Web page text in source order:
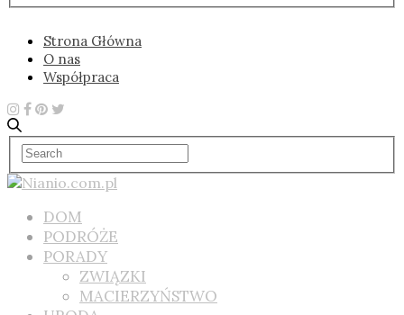
Strona Główna
O nas
Współpraca
DOM
PODRÓŻE
PORADY
ZWIĄZKI
MACIERZYŃSTWO